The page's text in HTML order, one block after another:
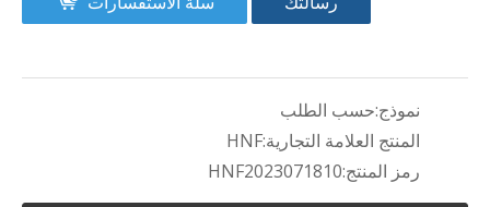
نموذج:حسب الطلب
المنتج العلامة التجارية:HNF
رمز المنتج:HNF2023071810